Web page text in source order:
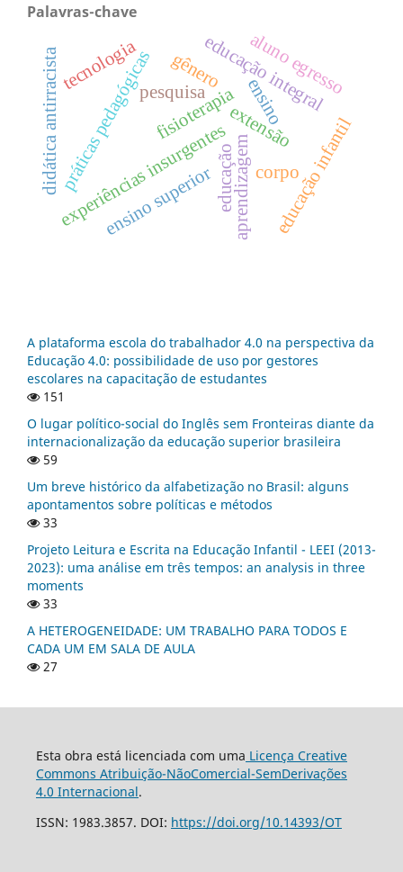
Palavras-chave
educação corpo
ensino
pesquisa
extensão
práticas pedagógicas
didática antirracistaexperiências insurgentes educação infantil
educação integral
ensino superior
aluno egresso
fisioterapia
gênero
tecnologia
aprendizagem
A plataforma escola do trabalhador 4.0 na perspectiva da
Educação 4.0: possibilidade de uso por gestores
escolares na capacitação de estudantes
151
O lugar político-social do Inglês sem Fronteiras diante da
internacionalização da educação superior brasileira
59
Um breve histórico da alfabetização no Brasil: alguns
apontamentos sobre políticas e métodos
33
Projeto Leitura e Escrita na Educação Infantil - LEEI (2013-
2023): uma análise em três tempos: an analysis in three
moments
33
A HETEROGENEIDADE: UM TRABALHO PARA TODOS E
CADA UM EM SALA DE AULA
27
Esta obra está licenciada com uma Licença Creative
Commons Atribuição-NãoComercial-SemDerivações
4.0 Internacional.
ISSN: 1983.3857. DOI: https://doi.org/10.14393/OT